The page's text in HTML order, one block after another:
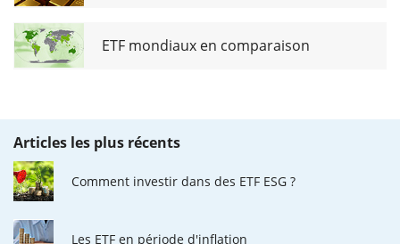
ETF mondiaux en comparaison
Articles les plus récents
Comment investir dans des ETF ESG ?
Les ETF en période d'inflation